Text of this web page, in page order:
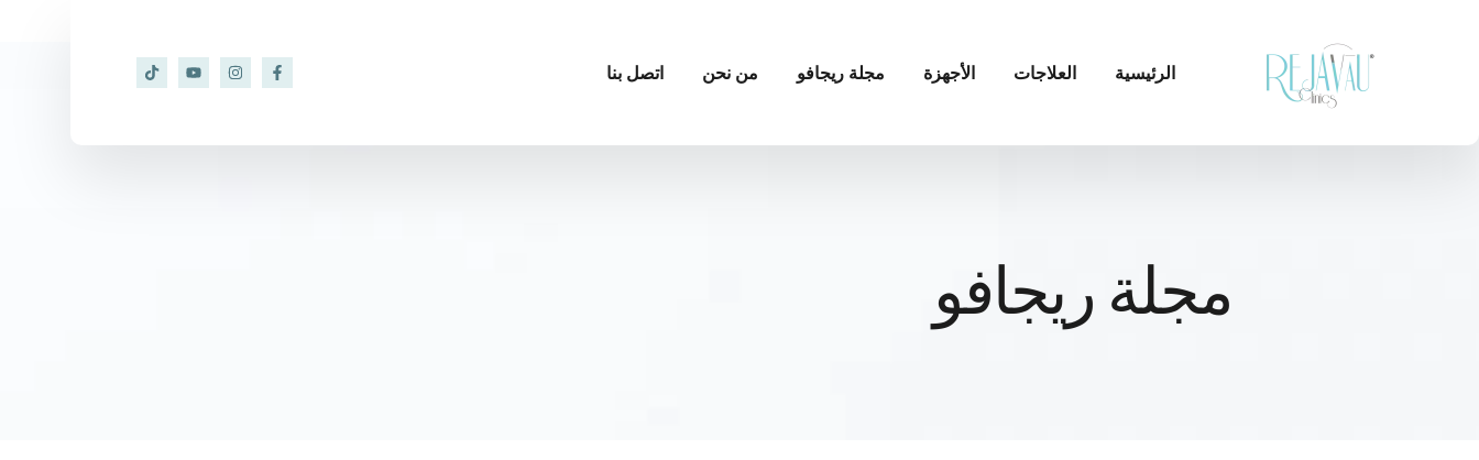
الرئيسية العلاجات الأجهزة مجلة ريجافو من نحن اتصل بنا
مجلة ريجافو